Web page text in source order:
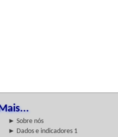
► Sobre nós
► Dados e indicadores 1